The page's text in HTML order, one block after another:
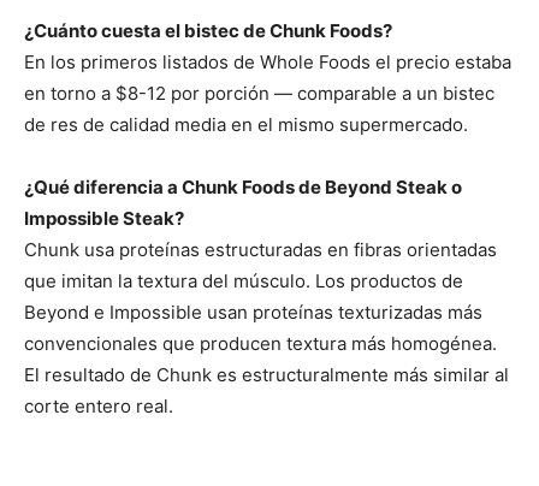
¿Cuánto cuesta el bistec de Chunk Foods?
En los primeros listados de Whole Foods el precio estaba
en torno a $8-12 por porción — comparable a un bistec
de res de calidad media en el mismo supermercado.
¿Qué diferencia a Chunk Foods de Beyond Steak o
Impossible Steak?
Chunk usa proteínas estructuradas en fibras orientadas
que imitan la textura del músculo. Los productos de
Beyond e Impossible usan proteínas texturizadas más
convencionales que producen textura más homogénea.
El resultado de Chunk es estructuralmente más similar al
corte entero real.